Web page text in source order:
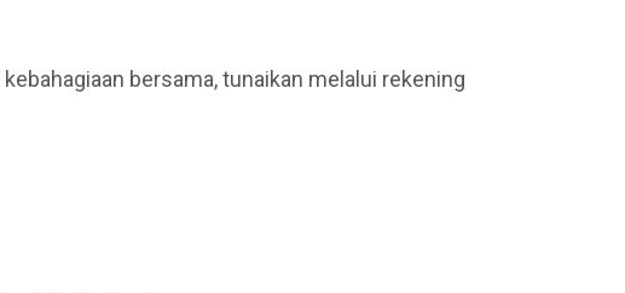
bersama, tunaikan melalui rekening